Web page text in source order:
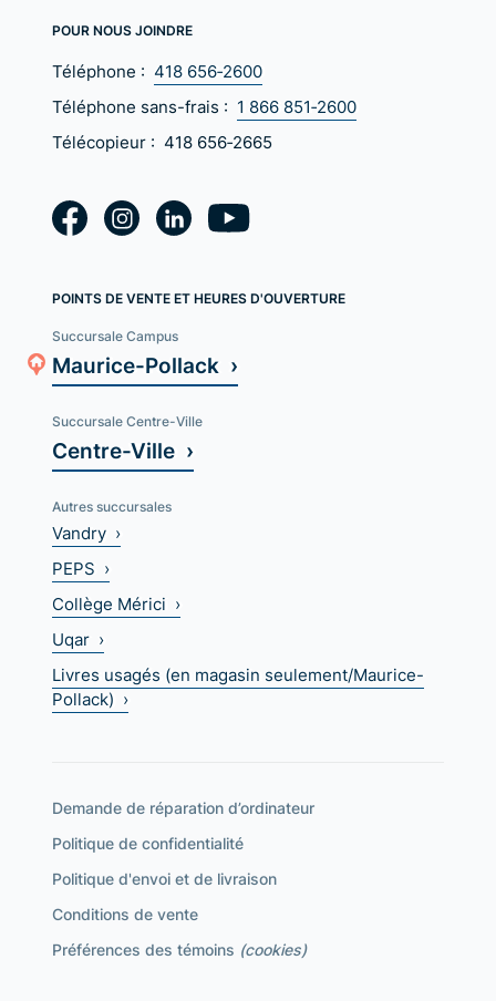
POUR NOUS JOINDRE
Téléphone : 418 656‑2600
Téléphone sans-frais : 1 866 851‑2600
Télécopieur : 418 656‑2665
POINTS DE VENTE ET HEURES D'OUVERTURE
Succursale Campus
Maurice-Pollack ›
Succursale Centre-Ville
Centre-Ville ›
Autres succursales
Vandry ›
PEPS ›
Collège Mérici ›
Uqar ›
Livres usagés (en magasin seulement/Maurice-
Pollack) ›
Demande de réparation d’ordinateur
Politique de confidentialité
Politique d'envoi et de livraison
Conditions de vente
Préférences des témoins (cookies)